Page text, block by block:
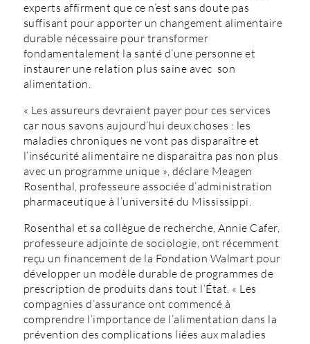
experts affirment que ce n’est sans doute pas
suffisant pour apporter un changement alimentaire
durable nécessaire pour transformer
fondamentalement la santé d’une personne et
instaurer une relation plus saine avec son
alimentation.
« Les assureurs devraient payer pour ces services
car nous savons aujourd’hui deux choses : les
maladies chroniques ne vont pas disparaître et
l’insécurité alimentaire ne disparaitra pas non plus
avec un programme unique », déclare Meagen
Rosenthal, professeure associée d’administration
pharmaceutique à l’université du Mississippi.
Rosenthal et sa collègue de recherche, Annie Cafer,
professeure adjointe de sociologie, ont récemment
reçu un financement de la Fondation Walmart pour
développer un modèle durable de programmes de
prescription de produits dans tout l’État. « Les
compagnies d’assurance ont commencé à
comprendre l’importance de l’alimentation dans la
prévention des complications liées aux maladies